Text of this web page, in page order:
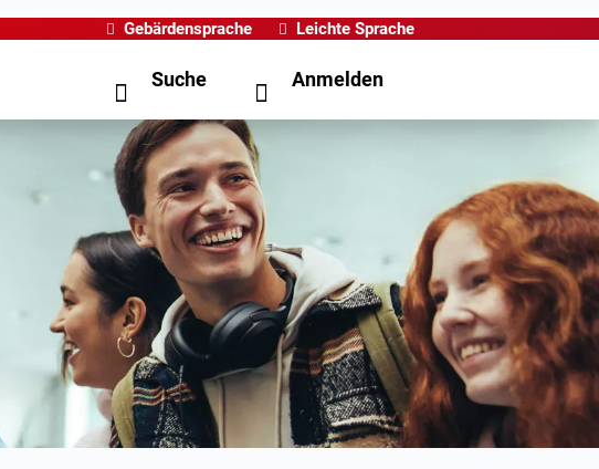
Gebärdensprache Leichte Sprache
Suche Anmelden